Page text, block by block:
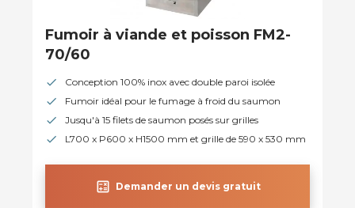
Fumoir à viande et poisson FM2-
70/60
Conception 100% inox avec double paroi isolée
Fumoir idéal pour le fumage à froid du saumon
Jusqu'à 15 filets de saumon posés sur grilles
L700 x P600 x H1500 mm et grille de 590 x 530 mm
calculate Demander un devis gratuit